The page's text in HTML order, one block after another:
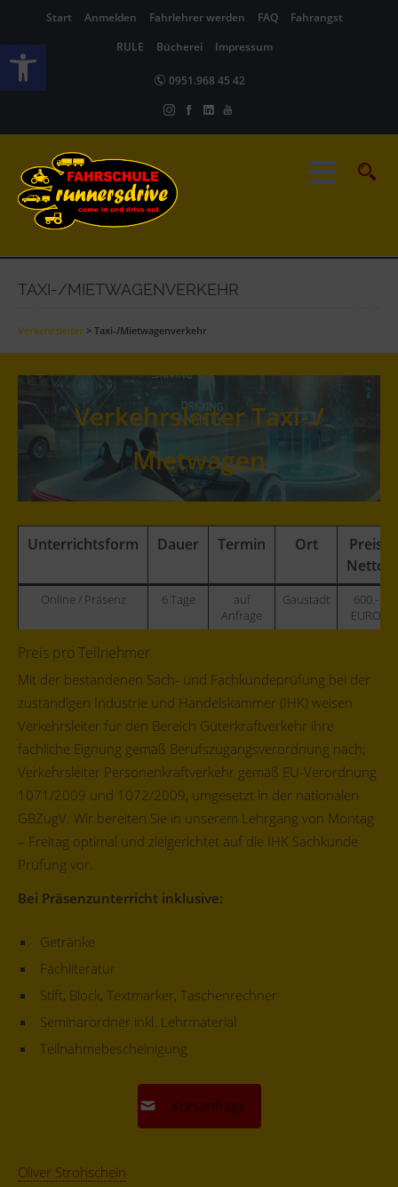
Werkzeugleiste öffnen
Start Anmelden Fahrlehrer werden FAQ
Fahrangst
RULE
Bücherei Impressum
0951.968 45 42
TAXI-/MIETWAGENVERKEHR
Verkehrsleiter > Taxi-/Mietwagenverkehr
Verkehrsleiter Taxi- /
Mietwagen
Unterrichtsform Dauer Termin Ort
Preis
Netto
Online / Präsenz 6 Tage
auf
Anfrage
Gaustadt
600.-
EURO
Preis pro Teilnehmer
Mit der bestandenen Sach- und Fachkundeprüfung bei der
zuständigen Industrie und Handelskammer (IHK) weisen
Verkehrsleiter für den Bereich Güterkraftverkehr ihre
fachliche Eignung gemäß Berufszugangsverordnung nach;
Verkehrsleiter Personenkraftverkehr gemäß EU-Verordnung
1071/2009 und 1072/2009, umgesetzt in der nationalen
GBZugV. Wir bereiten Sie in unserem Lehrgang von Montag
– Freitag optimal und zielgerichtet auf die IHK Sachkunde
Prüfung vor.
Bei Präsenzunterricht inklusive:
Getränke
Fachliteratur
Stift, Block, Textmarker, Taschenrechner
Seminarordner inkl. Lehrmaterial
Teilnahmebescheinigung
Kursanfrage
Oliver Strohschein